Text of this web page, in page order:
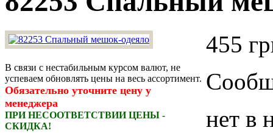
В связи с нестабильным курсом валют, не
успеваем обновлять цены на весь ассортимент.
Обязательно уточните цену у
менеджера
ПРИ НЕСООТВЕТСТВИИ ЦЕНЫ -
СКИДКА!
455
нет в